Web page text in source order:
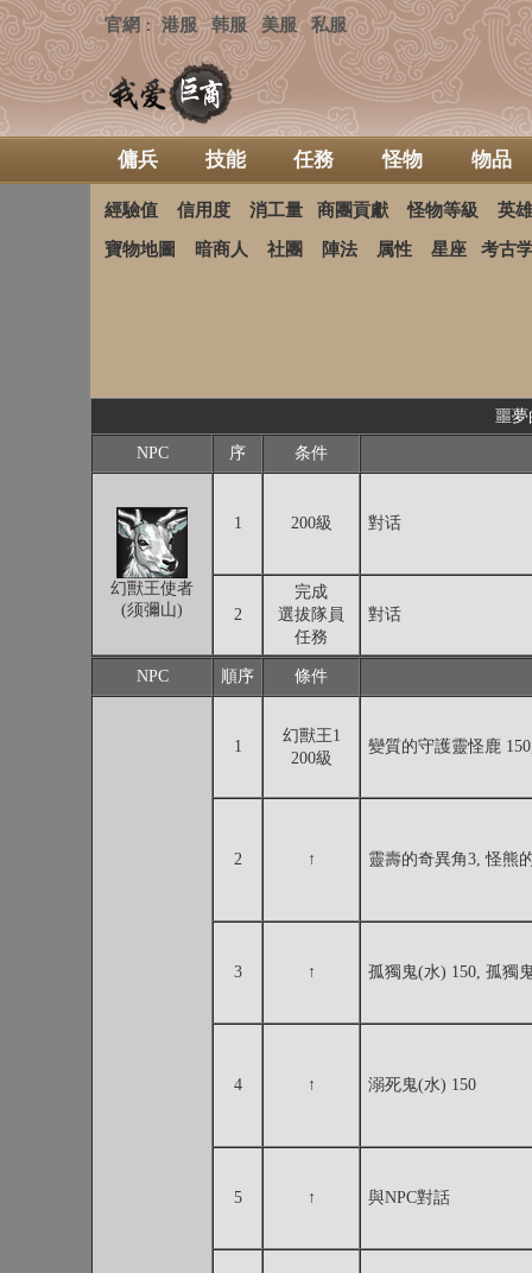
官網 ：港服 韩服 美服 私服
傭兵 技能 任務 怪物 物品
經驗值 信用度 消工量 商團貢獻 怪物等級 英
寶物地圖 暗商人 社團 陣法 属性 星座 考古
噩夢
NPC 序 条件
幻獸王使者
(须彌山)
1 200級 對话
2
完成
選拔隊員
任務
對话
NPC 順序 條件
1
幻獸王1
200級
變質的守護靈怪鹿
2 ↑ 靈壽的奇異角3, 怪熊
3 ↑ 孤獨鬼(水) 150, 孤獨
4 ↑ 溺死鬼(水) 150
5 ↑ 與NPC對話